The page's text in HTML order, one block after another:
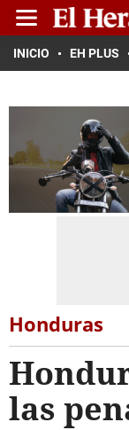
INICIO EH PLUS
Honduras
las